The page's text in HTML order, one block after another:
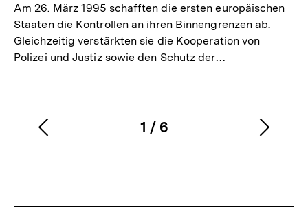
Am 26. März 1995 schafften die ersten europäischen
Staaten die Kontrollen an ihren Binnengrenzen ab.
Gleichzeitig verstärkten sie die Kooperation von
Polizei und Justiz sowie den Schutz der…
Karussellinhalt
1
von
/ 6
Vorherigen